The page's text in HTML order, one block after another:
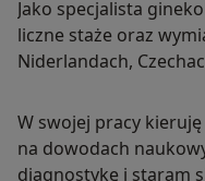
Jako specjalista
liczne staże oraz
Niderlandach,
W swojej pracy
na dowodach
diagnostykę i staram